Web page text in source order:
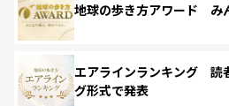
地球の歩き方アワード み
エアラインランキング 読
グ形式で発表